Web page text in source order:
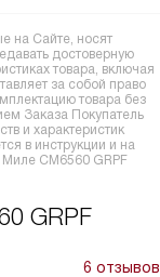
на Сайте, носят
достоверную
товара, включая
за собой право
товара без
Заказа Покупатель
и характеристик
в инструкции и на
CM6560 GRPF
GRPF
6 отзывов